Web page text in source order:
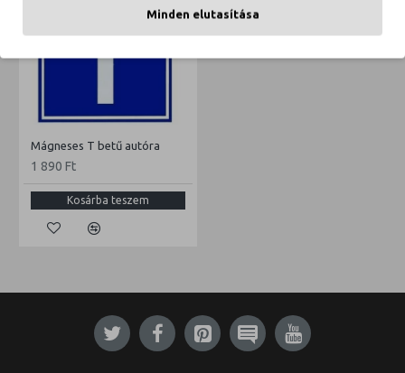
Mágneses T betű autóra
1 890 Ft
Kosárba teszem
Minden elutasítása